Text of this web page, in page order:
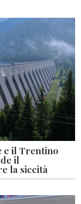
e il Trentino
il
la siccità